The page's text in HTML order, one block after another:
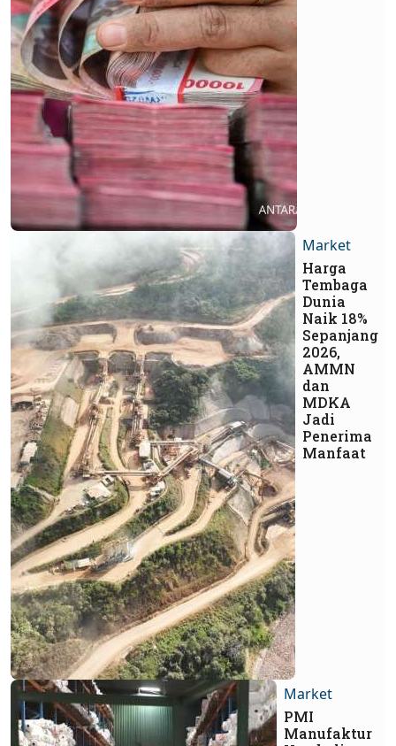
Market
Harga
Tembaga
Dunia
Naik 18%
Sepanjang
2026,
AMMN
dan
MDKA
Jadi
Penerima
Manfaat
Market
PMI
Manufaktur